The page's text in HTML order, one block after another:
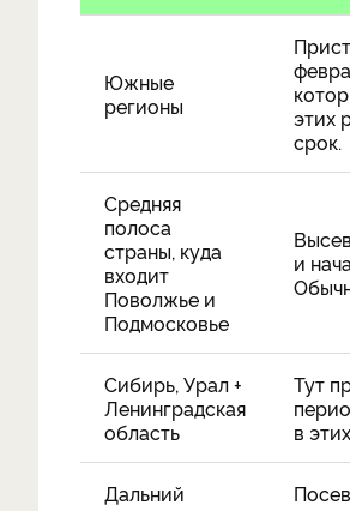
Южные
регионы
этих
срок.
Средняя
полоса
страны, куда
входит
Поволжье и
Подмосковье
и
Сибирь, Урал +
Ленинградская
область
Тут
в
Дальний